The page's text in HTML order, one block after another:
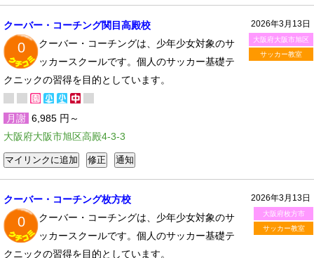
2026年3月13日
大阪府大阪市旭区
サッカー教室
クーバー・コーチング関目高殿校
0
クーバー・コーチングは、少年少女対象のサ
ッカースクールです。個人のサッカー基礎テ
クニックの習得を目的としています。
月謝 6,985 円～
大阪府大阪市旭区高殿4-3-3
2026年3月13日
大阪府枚方市
サッカー教室
クーバー・コーチング枚方校
0
クーバー・コーチングは、少年少女対象のサ
ッカースクールです。個人のサッカー基礎テ
クニックの習得を目的としています。